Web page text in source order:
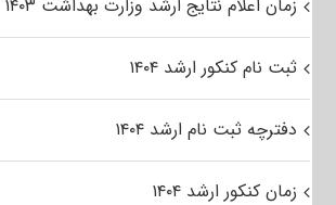
زمان اعلام نتایج ارشد وزارت بهداشت ۱۴۰۳
ثبت نام کنکور ارشد ۱۴۰۴
دفترچه ثبت نام ارشد ۱۴۰۴
زمان کنکور ارشد ۱۴۰۴